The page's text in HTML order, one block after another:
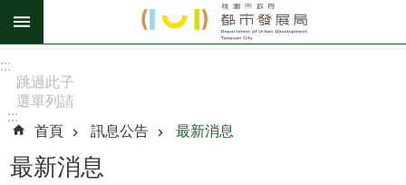
跳到主要內容區塊
階
搜
尋
:::
跳過此子
選單列請
[Enter]，
繼續則按
[Tab]
:::
首頁
訊息公告 最新消息
最新消息